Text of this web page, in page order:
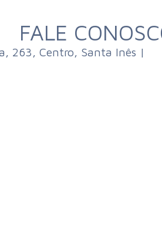
FALE
263, Centro, Santa Inês |